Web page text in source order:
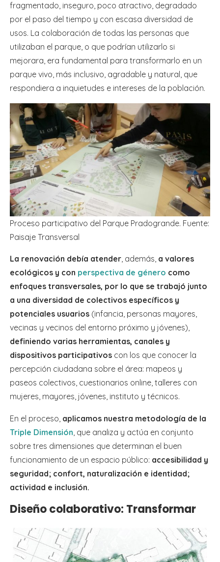
fragmentado, inseguro, poco atractivo, degradado
por el paso del tiempo y con escasa diversidad de
usos. La colaboración de todas las personas que
utilizaban el parque, o que podrían utilizarlo si
mejorara, era fundamental para transformarlo en un
parque vivo, más inclusivo, agradable y natural, que
respondiera a inquietudes e intereses de la población.
Proceso participativo del Parque Pradogrande. Fuente:
Paisaje Transversal
La renovación debía atender , además, a valores
ecológicos y con perspectiva de género como
enfoques transversales, por lo que se trabajó junto
a una diversidad de colectivos específicos y
potenciales usuarios (infancia, personas mayores,
vecinas y vecinos del entorno próximo y jóvenes),
definiendo varias herramientas, canales y
dispositivos participativos con los que conocer la
percepción ciudadana sobre el área: mapeos y
paseos colectivos, cuestionarios online, talleres con
mujeres, mayores, jóvenes, instituto y técnicos.
En el proceso, aplicamos nuestra metodología de la
Triple Dimensión , que analiza y actúa en conjunto
sobre tres dimensiones que determinan el buen
funcionamiento de un espacio público: accesibilidad y
seguridad; confort, naturalización e identidad;
actividad e inclusión.
Diseño colaborativo: Transformar